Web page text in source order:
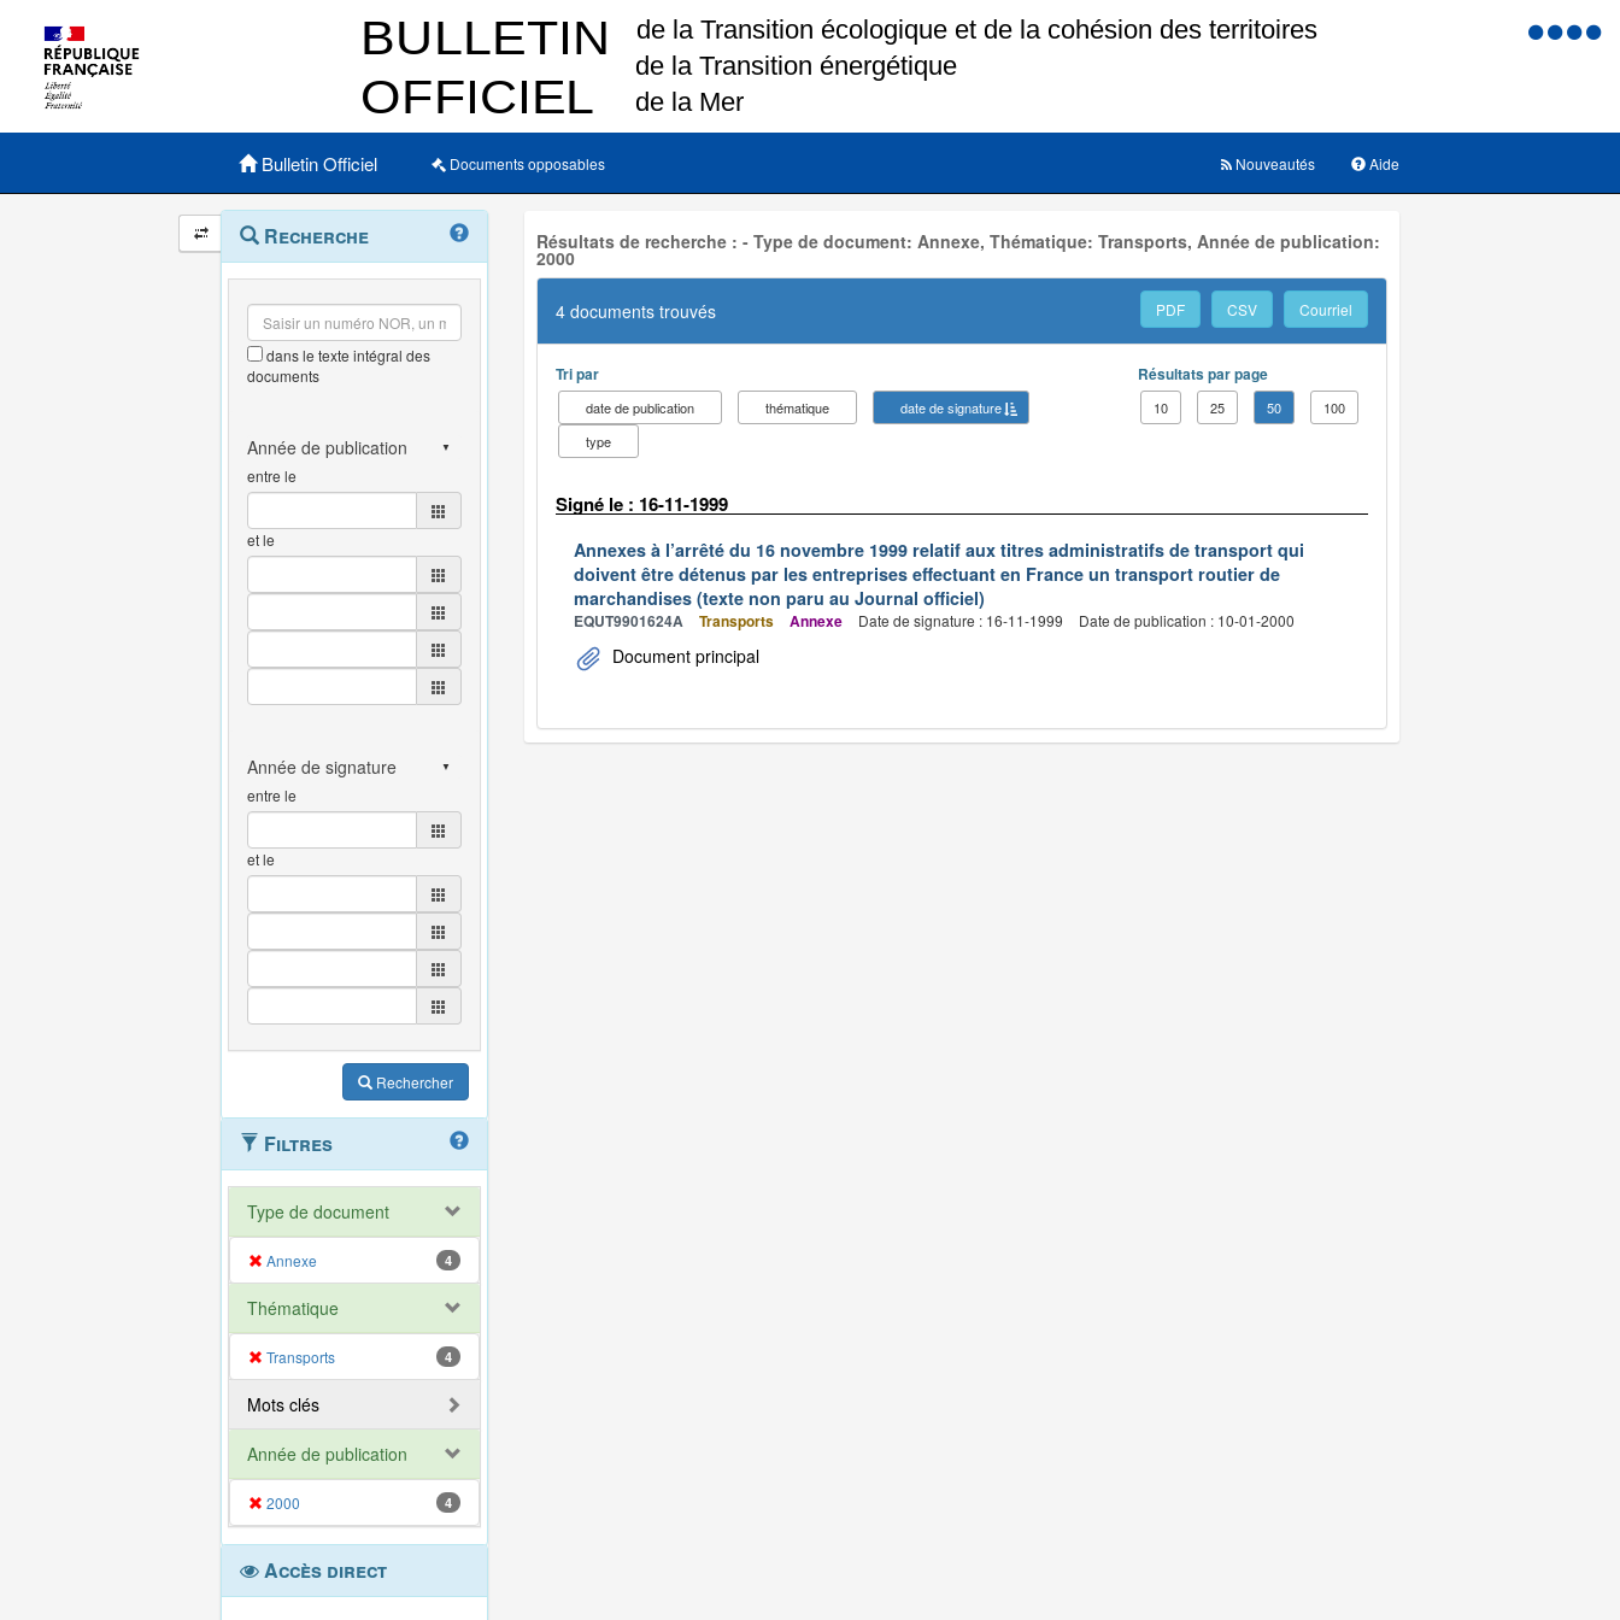
Menu
Menu principal
Bulletin Officiel Documents opposables Aide
Nouveautés
Navigation
et
outils
annexes
Menu
contextuel
Recherche
dans le texte intégral des
documents
entre le
et le
entre le
et le
Rechercher
Filtres
Type de document
Annexe 4
Thématique
Transports 4
Mots clés
Année de publication
2000 4
Accès direct
Résultats de recherche : - Type de document: Annexe, Thématique: Transports, Année de publication:
2000
4 documents trouvés PDF CSV Courriel
Tri par
date de publication thématique
date de signature
type
Résultats par page
10 25 50 100
Signé le : 16-11-1999
Annexes à l’arrêté du 16 novembre 1999 relatif aux titres administratifs de transport qui
doivent être détenus par les entreprises effectuant en France un transport routier de
marchandises (texte non paru au Journal officiel)
EQUT9901624A Transports Annexe Date de signature : 16-11-1999 Date de publication : 10-01-2000
Document principal